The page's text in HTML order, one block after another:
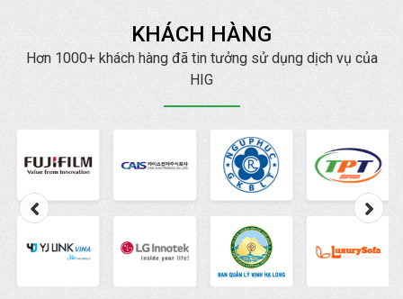
KHÁCH HÀNG
Hơn 1000+ khách hàng đã tin tưởng sử dụng dịch vụ của
HIG